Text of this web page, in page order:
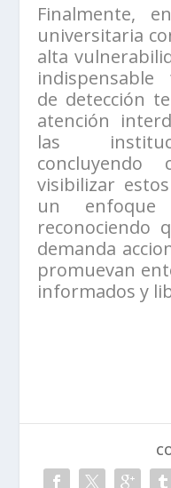
Finalmente,
universitaria
alta
indispensable
de detección
atención
las
visibilizar
un
reconociendo
demanda
promuevan
informados y